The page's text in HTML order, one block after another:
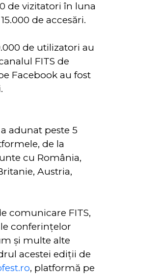
de vizitatori în luna
de accesări.
de utilizatori au
FITS de
Facebook au fost
adunat peste 5
de la
cu România,
Austria,
comunicare FITS,
conferințelor
și multe alte
acestei ediții de
, platformă pe